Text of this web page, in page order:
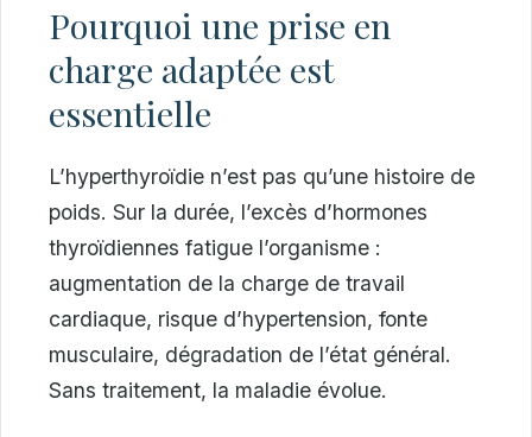
Pourquoi une prise en
charge adaptée est
essentielle
L’hyperthyroïdie n’est pas qu’une histoire de
poids. Sur la durée, l’excès d’hormones
thyroïdiennes fatigue l’organisme :
augmentation de la charge de travail
cardiaque, risque d’hypertension, fonte
musculaire, dégradation de l’état général.
Sans traitement, la maladie évolue.